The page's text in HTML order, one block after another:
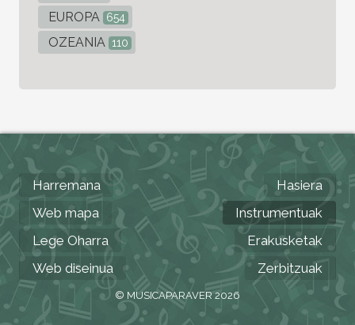
EUROPA 654
OZEANIA 110
Harremana
Web mapa
Lege Oharra
Web diseinua
Hasiera
Instrumentuak
Erakusketak
Zerbitzuak
© MUSICAPARAVER 2026